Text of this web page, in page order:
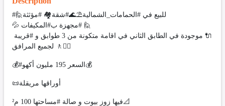
#للبيع في #الحمامات_الشمالية⛱️🌊#شقة🏘 #مؤثثة🙋
🙋 #مجهزة ب#المكيفات 💦
🔌 موجودة في الطابق الثاني في اقامة متكونة من 3 طوابق و #قريبة
لجميع المرافق 🚶🚶‍♂️
💰#السعر 195 مليون أكهو💰
📜أوراقها مريقلة
فيها زوز بيوت و صالة #مساحتها 100 م²📐